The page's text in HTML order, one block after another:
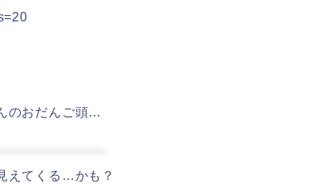
のおだんご頭…
えてくる…かも？